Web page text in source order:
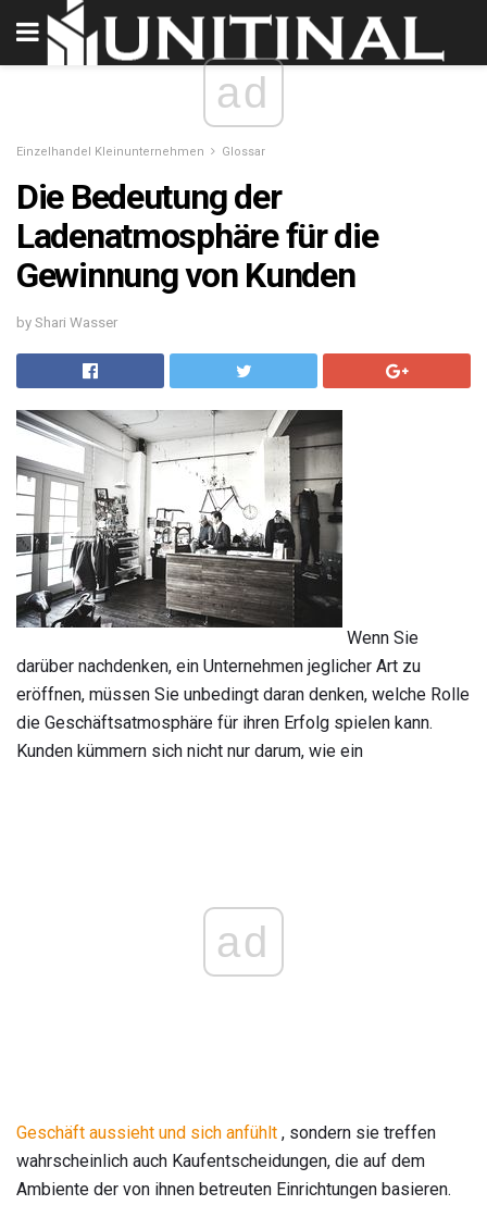
ad
Einzelhandel Kleinunternehmen Glossar
Die Bedeutung der
Ladenatmosphäre für die
Gewinnung von Kunden
by Shari Wasser
Wenn Sie
darüber nachdenken, ein Unternehmen jeglicher Art zu
eröffnen, müssen Sie unbedingt daran denken, welche Rolle
die Geschäftsatmosphäre für ihren Erfolg spielen kann.
Kunden kümmern sich nicht nur darum, wie ein
ad
Geschäft aussieht und sich anfühlt , sondern sie treffen
wahrscheinlich auch Kaufentscheidungen, die auf dem
Ambiente der von ihnen betreuten Einrichtungen basieren.